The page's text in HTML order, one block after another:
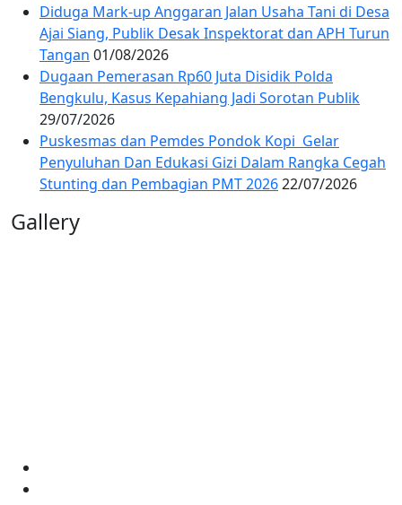
Diduga Mark-up Anggaran Jalan Usaha Tani di Desa
Ajai Siang, Publik Desak Inspektorat dan APH Turun
Tangan 01/08/2026
Dugaan Pemerasan Rp60 Juta Disidik Polda
Bengkulu, Kasus Kepahiang Jadi Sorotan Publik
29/07/2026
Puskesmas dan Pemdes Pondok Kopi Gelar
Penyuluhan Dan Edukasi Gizi Dalam Rangka Cegah
Stunting dan Pembagian PMT 202622/07/2026
Gallery